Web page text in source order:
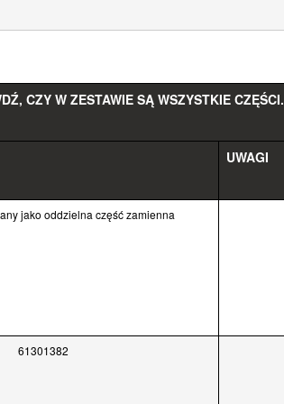
CZY W ZESTAWIE SĄ WSZYSTKIE CZĘŚCI.
UWAGI
jako oddzielna część zamienna
61301382